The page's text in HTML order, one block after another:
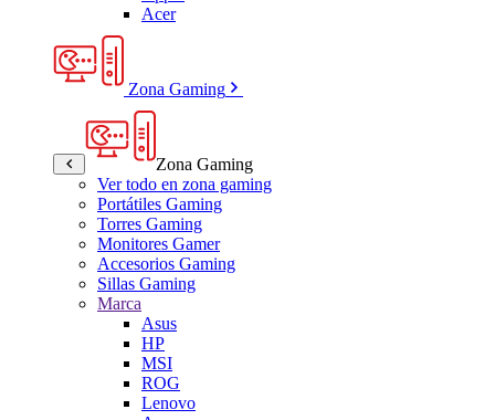
Acer
Zona Gaming
Zona Gaming
Ver todo en zona gaming
Portátiles Gaming
Torres Gaming
Monitores Gamer
Accesorios Gaming
Sillas Gaming
Marca
Asus
HP
MSI
ROG
Lenovo